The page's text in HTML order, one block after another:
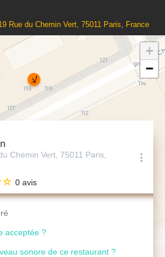
Rue du Chemin Vert, 75011 Paris, France
Chemin Vert, 75011 Paris,
0 avis
acceptée ?
sonore de ce restaurant ?
+
−